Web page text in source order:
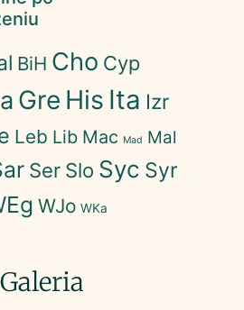
BiH Cho Cyp
Gre His Ita Izr
Leb Lib Mac Mad Mal
Ser Slo Syc Syr
WJo WKa
Galeria